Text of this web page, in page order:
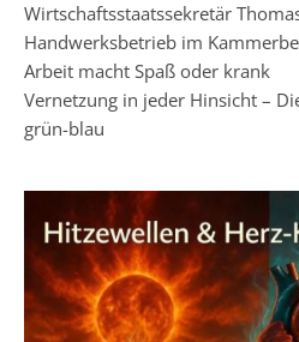
Wirtschaftsstaatssekretär
Handwerksbetrieb im
Arbeit macht Spaß oder krank
Vernetzung in jeder Hinsicht –
grün-blau